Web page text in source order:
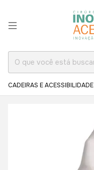
CADEIRAS E ACESSIBILIDADE